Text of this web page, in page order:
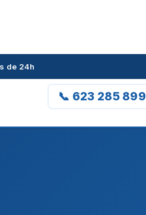
de 24h
📞 623 285 899